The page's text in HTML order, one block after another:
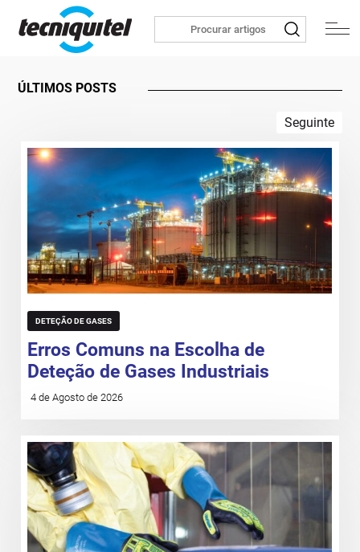
ÚLTIMOS POSTS
Seguinte
DETEÇÃO DE GASES
Erros Comuns na Escolha de
Deteção de Gases Industriais
4 de Agosto de 2026